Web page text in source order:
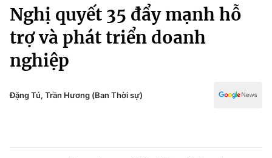
Chuyên mục
Chính trị
Xã hội
Pháp luật
Kinh tế
Thể thao
Truyền hình
Văn hóa - Giải trí
Y tế
Công nghệ
Nghị quyết 35 đẩy mạnh hỗ
trợ và phát triển doanh
nghiệp
Đặng Tú, Trần Hương (Ban Thời sự)